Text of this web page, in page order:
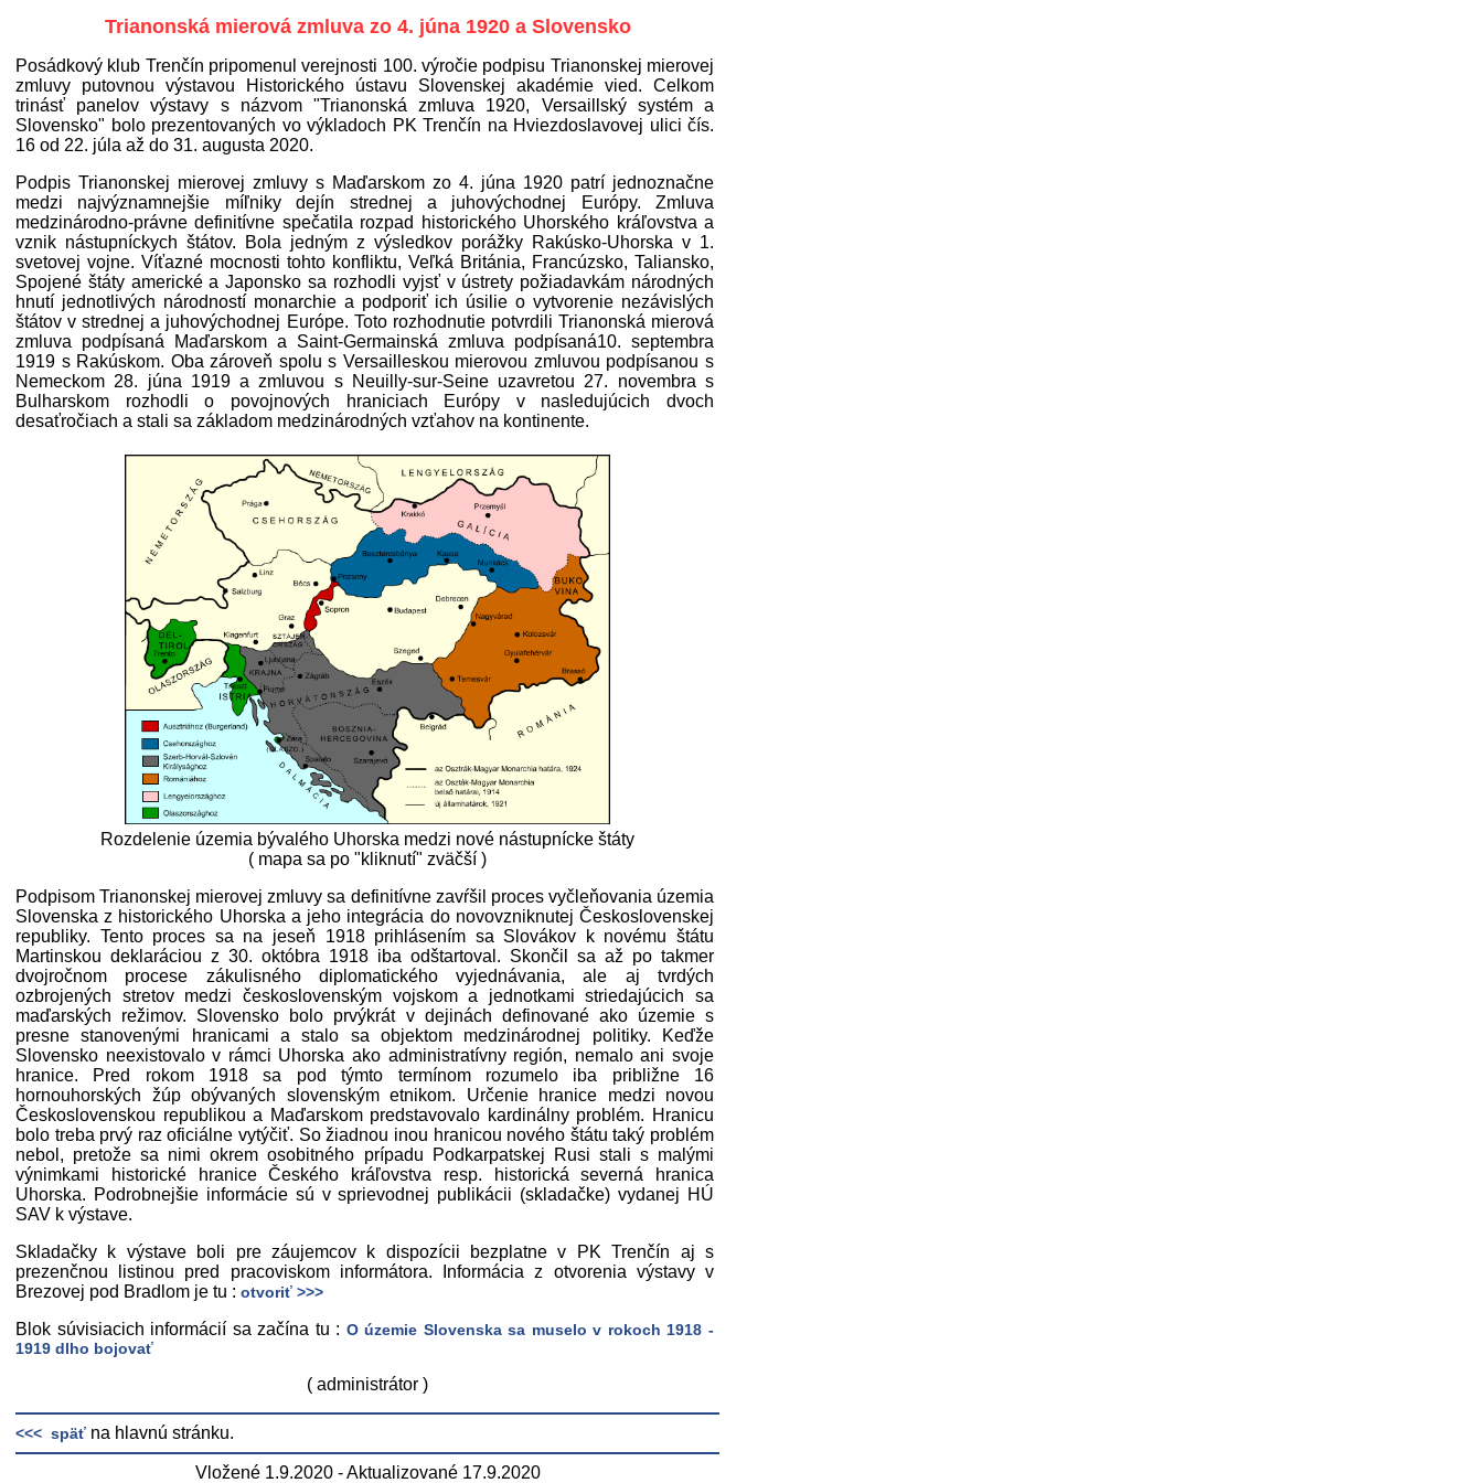
Trianonská mierová zmluva zo 4. júna 1920 a Slovensko
Posádkový klub Trenčín pripomenul verejnosti 100. výročie podpisu Trianonskej mierovej
zmluvy putovnou výstavou Historického ústavu Slovenskej akadémie vied. Celkom
trinásť panelov výstavy s názvom "Trianonská zmluva 1920, Versaillský systém a
Slovensko" bolo prezentovaných vo výkladoch PK Trenčín na Hviezdoslavovej ulici čís.
16 od 22. júla až do 31. augusta 2020.
Podpis Trianonskej mierovej zmluvy s Maďarskom zo 4. júna 1920 patrí jednoznačne
medzi najvýznamnejšie míľniky dejín strednej a juhovýchodnej Európy. Zmluva
medzinárodno-právne definitívne spečatila rozpad historického Uhorského kráľovstva a
vznik nástupníckych štátov. Bola jedným z výsledkov porážky Rakúsko-Uhorska v 1.
svetovej vojne. Víťazné mocnosti tohto konfliktu, Veľká Británia, Francúzsko, Taliansko,
Spojené štáty americké a Japonsko sa rozhodli vyjsť v ústrety požiadavkám národných
hnutí jednotlivých národností monarchie a podporiť ich úsilie o vytvorenie nezávislých
štátov v strednej a juhovýchodnej Európe. Toto rozhodnutie potvrdili Trianonská mierová
zmluva podpísaná Maďarskom a Saint-Germainská zmluva podpísaná10. septembra
1919 s Rakúskom. Oba zároveň spolu s Versailleskou mierovou zmluvou podpísanou s
Nemeckom 28. júna 1919 a zmluvou s Neuilly-sur-Seine uzavretou 27. novembra s
Bulharskom rozhodli o povojnových hraniciach Európy v nasledujúcich dvoch
desaťročiach a stali sa základom medzinárodných vzťahov na kontinente.
Rozdelenie územia bývalého Uhorska medzi nové nástupnícke štáty
( mapa sa po "kliknutí" zväčší )
Podpisom Trianonskej mierovej zmluvy sa definitívne zavŕšil proces vyčleňovania územia
Slovenska z historického Uhorska a jeho integrácia do novovzniknutej Československej
republiky. Tento proces sa na jeseň 1918 prihlásením sa Slovákov k novému štátu
Martinskou deklaráciou z 30. októbra 1918 iba odštartoval. Skončil sa až po takmer
dvojročnom procese zákulisného diplomatického vyjednávania, ale aj tvrdých
ozbrojených stretov medzi československým vojskom a jednotkami striedajúcich sa
maďarských režimov. Slovensko bolo prvýkrát v dejinách definované ako územie s
presne stanovenými hranicami a stalo sa objektom medzinárodnej politiky. Keďže
Slovensko neexistovalo v rámci Uhorska ako administratívny región, nemalo ani svoje
hranice. Pred rokom 1918 sa pod týmto termínom rozumelo iba približne 16
hornouhorských žúp obývaných slovenským etnikom. Určenie hranice medzi novou
Československou republikou a Maďarskom predstavovalo kardinálny problém. Hranicu
bolo treba prvý raz oficiálne vytýčiť. So žiadnou inou hranicou nového štátu taký problém
nebol, pretože sa nimi okrem osobitného prípadu Podkarpatskej Rusi stali s malými
výnimkami historické hranice Českého kráľovstva resp. historická severná hranica
Uhorska. Podrobnejšie informácie sú v sprievodnej publikácii (skladačke) vydanej HÚ
SAV k výstave.
Skladačky k výstave boli pre záujemcov k dispozícii bezplatne v PK Trenčín aj s
prezenčnou listinou pred pracoviskom informátora. Informácia z otvorenia výstavy v
Brezovej pod Bradlom je tu : otvoriť >>>
Blok súvisiacich informácií sa začína tu : O územie Slovenska sa muselo v rokoch 1918 -
1919 dlho bojovať
( administrátor )
<<< späť na hlavnú stránku.
Vložené 1.9.2020 - Aktualizované 17.9.2020